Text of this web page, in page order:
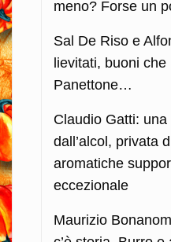
meno? Forse un
Sal De Riso e
lievitati, buoni che
Panettone…
Claudio Gatti:
dall’alcol, privata
aromatiche
eccezionale
Maurizio